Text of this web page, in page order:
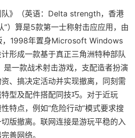
队》（英语：Delta strength，香港
”）算是5款第一士称射击应应用，由
，1998年置身Microsoft Windows
形成一款基于真正三角洲特种部队
是一款战术射击游戏，支配造者扮演
、搞决定活动并实现撤离，同刻需
型及配件搭配同技巧。对于近玩
特点，例如“危险行动”模式要求搜
版撤离。联网连接是游玩平稳的入
善网络。